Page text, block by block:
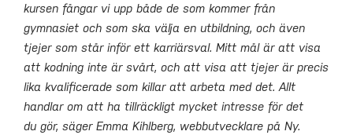
kursen fångar vi upp både de som kommer från
gymnasiet och som ska välja en utbildning, och även
tjejer som står inför ett karriärsval. Mitt mål är att visa
att kodning inte är svårt, och att visa att tjejer är precis
lika kvalificerade som killar att arbeta med det. Allt
handlar om att ha tillräckligt mycket intresse för det
du gör, säger Emma Kihlberg, webbutvecklare på Ny.